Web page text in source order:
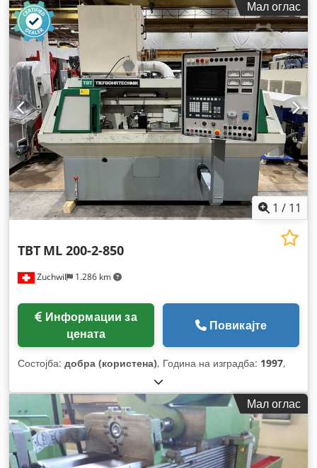
Мал оглас
1 / 11
Zuchwil 1.286 km
TBT ML 200-2-850
цената
Повикајте
Состојба: добра (користена), Година на изградба: 1997,
Мал оглас